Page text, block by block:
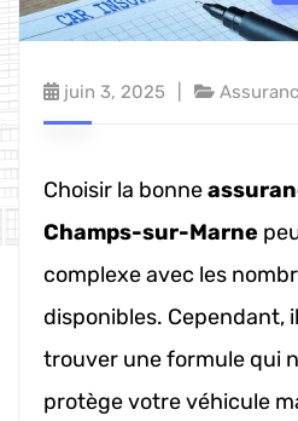
juin 3, 2025
Choisir la bonne
Champs-sur-Marne
complexe avec les
disponibles. Cependant,
trouver une formule qui
protège votre véhicule